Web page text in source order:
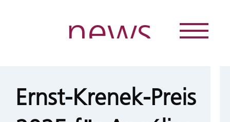
news
Ernst-Krenek-Preis